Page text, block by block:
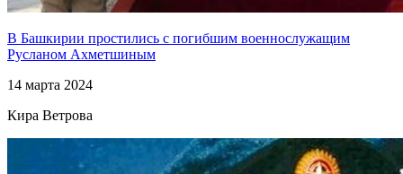
В Башкирии простились с погибшим военнослужащим
Русланом Ахметшиным
14 марта 2024
Кира Ветрова